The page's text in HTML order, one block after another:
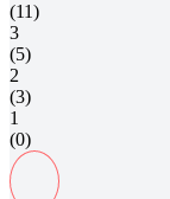
(11)
3
(5)
2
(3)
1
(0)